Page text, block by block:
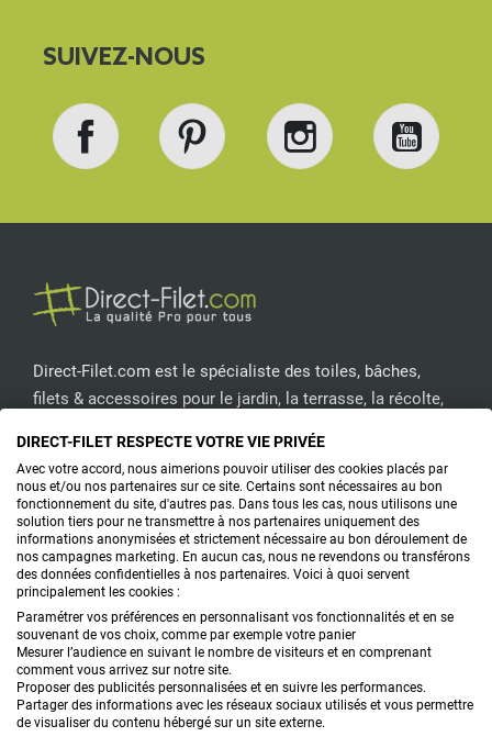
SUIVEZ-NOUS
Direct-Filet.com est le spécialiste des toiles, bâches,
filets & accessoires pour le jardin, la terrasse, la récolte,
CONTACTEZ-NOUS
PRODUITS
CONSEILS
FAQ
DEMANDE DE DEVIS
DIRECT-FILET RESPECTE VOTRE VIE PRIVÉE
Avec votre accord, nous aimerions pouvoir utiliser des cookies placés par
nous et/ou nos partenaires sur ce site. Certains sont nécessaires au bon
fonctionnement du site, d'autres pas. Dans tous les cas, nous utilisons une
solution tiers pour ne transmettre à nos partenaires uniquement des
informations anonymisées et strictement nécessaire au bon déroulement de
nos campagnes marketing. En aucun cas, nous ne revendons ou transférons
des données confidentielles à nos partenaires. Voici à quoi servent
principalement les cookies :
Paramétrer vos préférences en personnalisant vos fonctionnalités et en se
souvenant de vos choix, comme par exemple votre panier
Mesurer l’audience en suivant le nombre de visiteurs et en comprenant
comment vous arrivez sur notre site.
Proposer des publicités personnalisées et en suivre les performances.
Partager des informations avec les réseaux sociaux utilisés et vous permettre
de visualiser du contenu hébergé sur un site externe.